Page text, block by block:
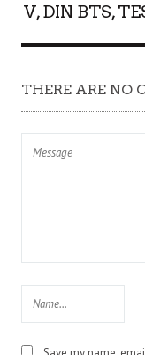
V, DIN BTS,
THERE ARE NO